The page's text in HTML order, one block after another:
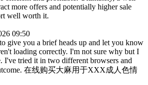
more offers and potentially higher sale
well worth it.
09:50
give you a brief heads up and let you know
loading correctly. I'm not sure why but I
I've tried it in two different browsers and
在线购买大麻用于XXX成人色情